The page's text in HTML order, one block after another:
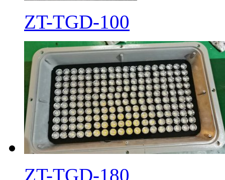
ZT-TGD-100
ZT-TGD-180